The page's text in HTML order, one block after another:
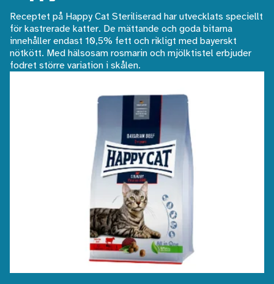
Receptet på Happy Cat Steriliserad har utvecklats speciellt
för kastrerade katter. De mättande och goda bitarna
innehåller endast 10,5% fett och rikligt med bayerskt
nötkött. Med hälsosam rosmarin och mjölktistel erbjuder
fodret större variation i skålen.